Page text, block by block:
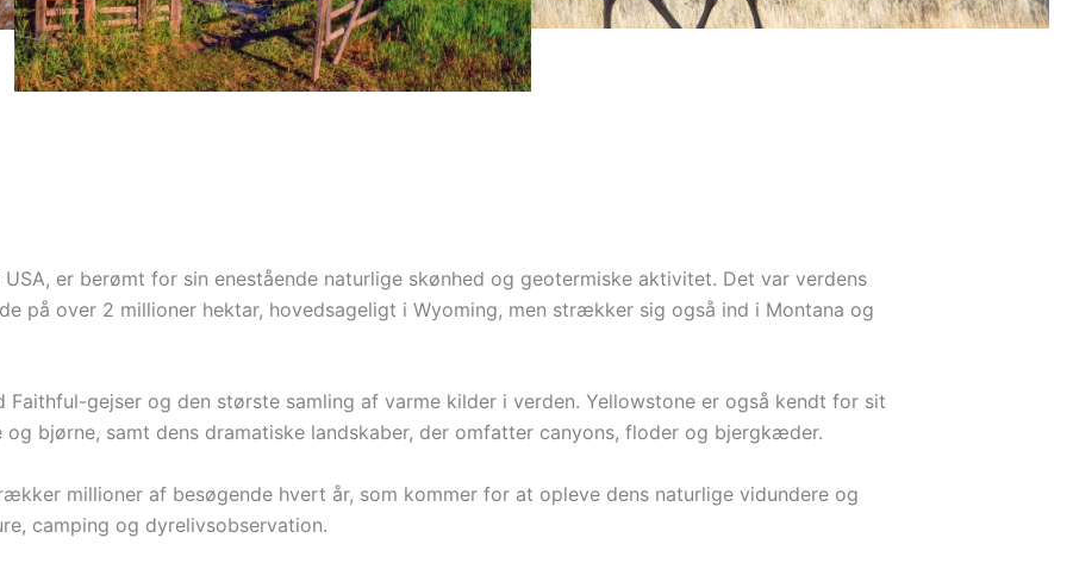
er berømt for sin enestående naturlige skønhed og geotermiske aktivitet. Det var verdens
på over 2 millioner hektar, hovedsageligt i Wyoming, men strækker sig også ind i Montana og
Faithful-gejser og den største samling af varme kilder i verden. Yellowstone er også kendt for sit
bjørne, samt dens dramatiske landskaber, der omfatter canyons, floder og bjergkæder.
millioner af besøgende hvert år, som kommer for at opleve dens naturlige vidundere og
camping og dyrelivsobservation.